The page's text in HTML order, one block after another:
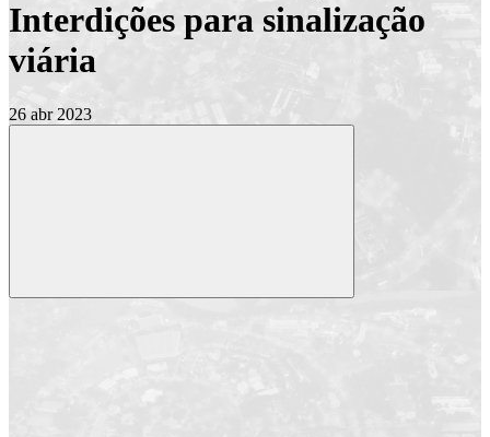
Interdições para sinalização
viária
26 abr 2023
Compartilhar